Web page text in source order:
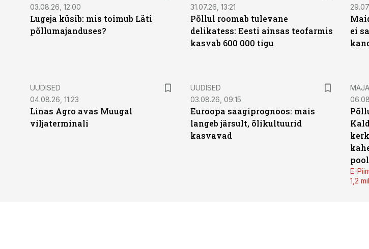
03.08.26, 12:00
Lugeja küsib: mis toimub Läti
põllumajanduses?
31.07.26, 13:21
Põllul roomab tulevane
delikatess: Eesti ainsas teofarmis
kasvab 600 000 tigu
ei
UUDISED
04.08.26, 11:23
Linas Agro avas Muugal
viljaterminali
UUDISED
03.08.26, 09:15
Euroopa saagiprognoos: mais
langeb järsult, õlikultuurid
kasvavad
E-
1,2